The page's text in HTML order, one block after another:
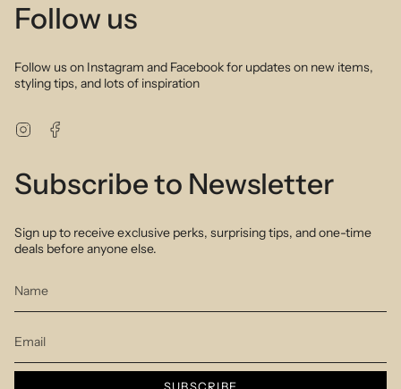
Follow us
Follow us on Instagram and Facebook for updates on new items,
styling tips, and lots of inspiration
Instagram
Subscribe to Newsletter
Sign up to receive exclusive perks, surprising tips, and one-time
deals before anyone else.